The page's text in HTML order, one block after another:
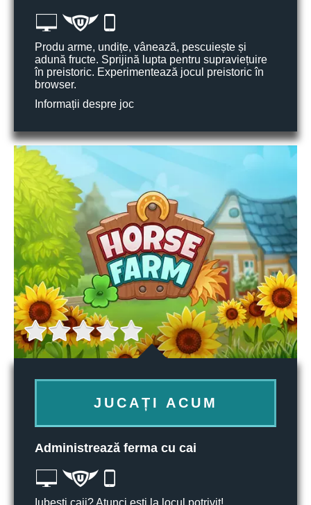
Produ arme, undițe, vânează, pescuiește și
adună fructe. Sprijină lupta pentru supraviețuire
în preistoric. Experimentează jocul preistoric în
browser.
Informații despre joc
JUCAȚI ACUM
Administrează ferma cu cai
Iubești caii? Atunci ești la locul potrivit!